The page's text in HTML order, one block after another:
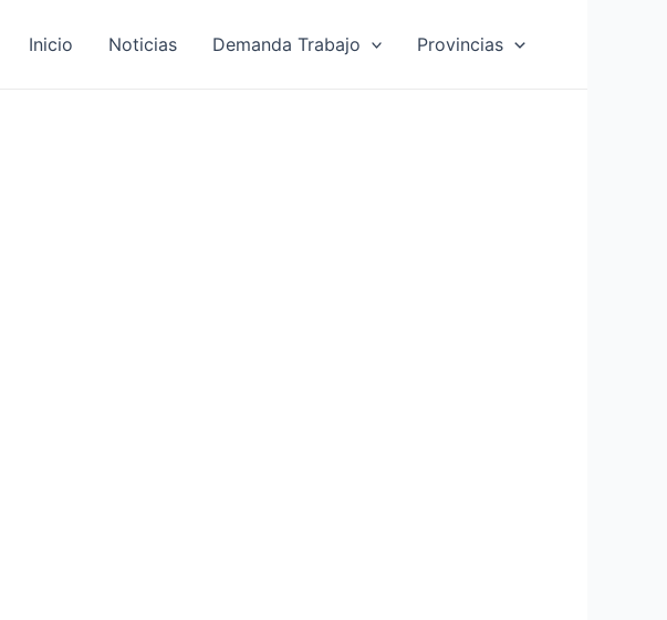
Inicio Noticias Demanda Trabajo Provincias